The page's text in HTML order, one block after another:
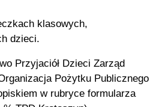
klasowych,
dzieci.
Przyjaciół Dzieci Zarząd
Pożytku Publicznego
w rubryce formularza